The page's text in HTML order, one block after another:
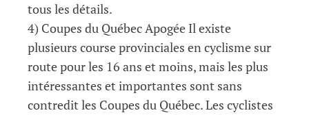
tous les détails.
4) Coupes du Québec Apogée Il existe
plusieurs course provinciales en cyclisme sur
route pour les 16 ans et moins, mais les plus
intéressantes et importantes sont sans
contredit les Coupes du Québec. Les cyclistes